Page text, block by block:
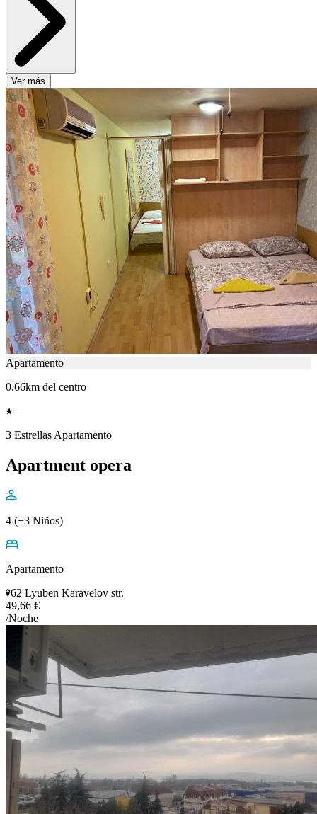
Ver más
Apartamento
0.66km del centro
3 Estrellas Apartamento
Apartment opera
4 (+3 Niños)
Apartamento
62 Lyuben Karavelov str.
49,66 €
/Noche